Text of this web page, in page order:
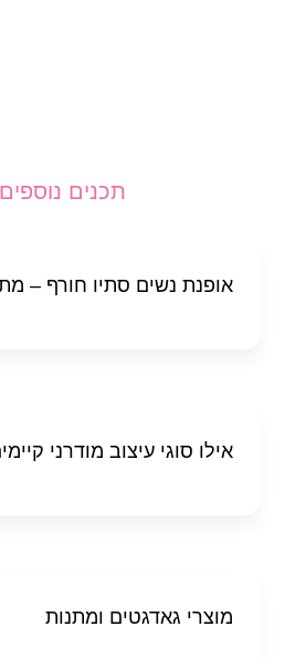
תכנים
אופנת נשים סתיו חורף –
אילו סוגי עיצוב מודרני
מוצרי גאדגטים ומתנות